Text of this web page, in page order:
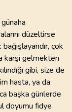
düzeltirse
çok
karşı gelmekten
gibi, size de
hasta, ya da
başka günlerde
doyumu fidye